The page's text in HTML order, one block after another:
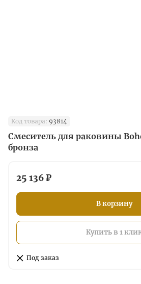
Код товара: 93814
Смеситель для раковины
бронза
25 136 ₽
В корзину
Купить в 1
Под заказ